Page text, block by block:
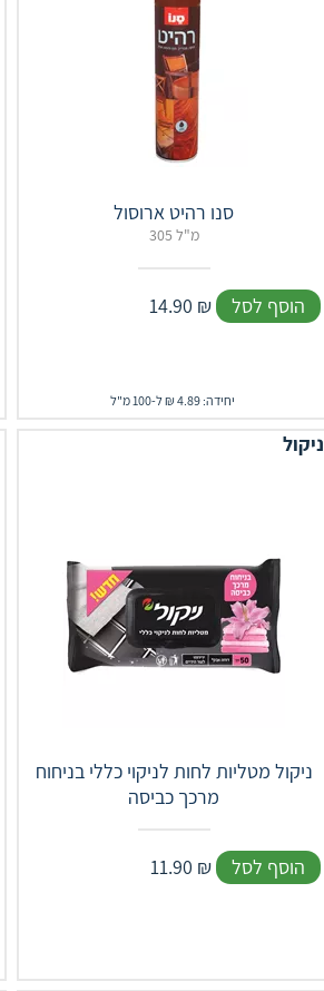
סנו רהיט ארוסול
305 מ"ל
14.90 ₪ הוסף לסל
יחידה: 4.89 ₪ ל-100 מ"ל
ניקול
ניקול מטליות לחות לניקוי כללי בניחוח
מרכך כביסה
11.90 ₪ הוסף לסל